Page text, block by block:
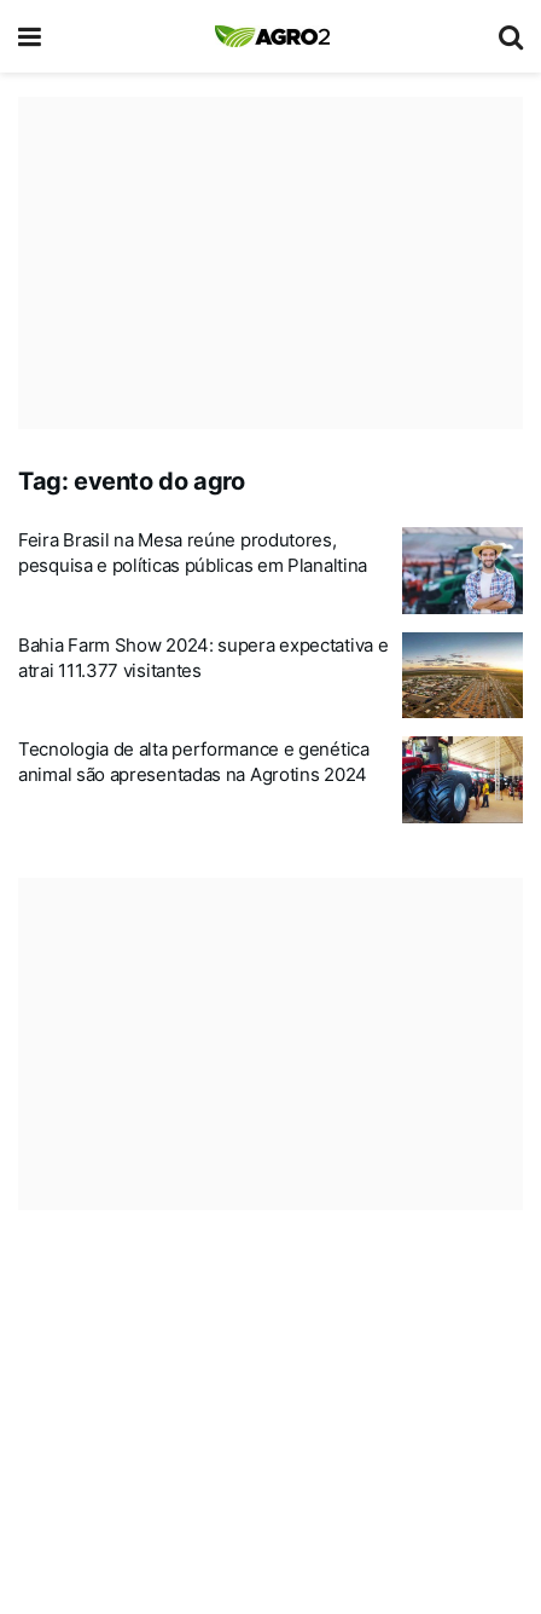
Tag: evento do agro
Feira Brasil na Mesa reúne produtores,
pesquisa e políticas públicas em Planaltina
Bahia Farm Show 2024: supera expectativa e
atrai 111.377 visitantes
Tecnologia de alta performance e genética
animal são apresentadas na Agrotins 2024